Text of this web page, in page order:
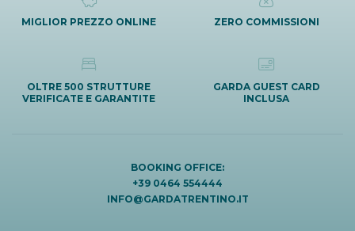
MIGLIOR PREZZO ONLINE ZERO COMMISSIONI
OLTRE 500 STRUTTURE
VERIFICATE E GARANTITE
GARDA GUEST CARD
INCLUSA
BOOKING OFFICE:
+39 0464 554444
INFO@GARDATRENTINO.IT